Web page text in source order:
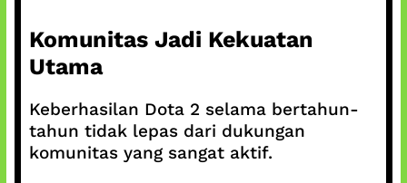
Komunitas Jadi Kekuatan
Utama
Keberhasilan Dota 2 selama bertahun-
tahun tidak lepas dari dukungan
komunitas yang sangat aktif.